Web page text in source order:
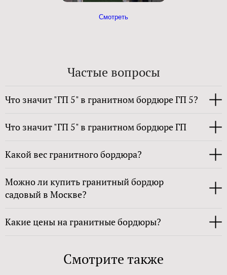
Смотреть
Частые вопросы
Что значит "ГП 5" в гранитном бордюре ГП 5?
Что значит "ГП 5" в гранитном бордюре ГП
Какой вес гранитного бордюра?
Можно ли купить гранитный бордюр
садовый в Москве?
Какие цены на гранитные бордюры?
Смотрите также